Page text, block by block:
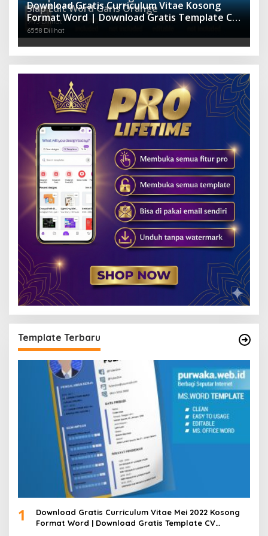
Siap Edit Word Garis Orange
9173 Dilihat
Download Gratis Curriculum Vitae Kosong
Format Word | Download Gratis Template CV
Lamaran Kerja Doc Mudah Diedit
6558 Dilihat
Template Terbaru
1
Download Gratis Curriculum Vitae Mei 2022 Kosong
Format Word | Download Gratis Template CV